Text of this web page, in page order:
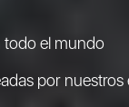
todo el mundo
por nuestros